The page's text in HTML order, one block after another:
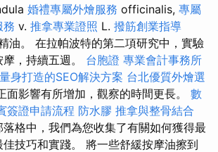
婚禮專屬外燴服務 officinalis, 專屬
務 v. 推拿專業證照 L. 撥筋創業指導
油。 在拉帕波特的第二項研究中，實驗
，持續五週。 台胞證 專業會計事務所
身打造的SEO解決方案 台北優質外燴選
面影響有所增加，觀察的時間更長。 數
簽證申請流程 防水膠 推拿與整骨結合
格中，我們為您收集了有關如何獲得最
技巧和實踐。 將一些舒緩按摩油擦到